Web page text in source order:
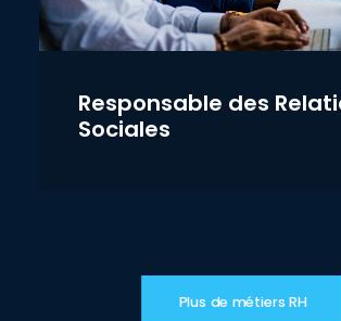
Responsable des
Sociales
Plus de métiers RH